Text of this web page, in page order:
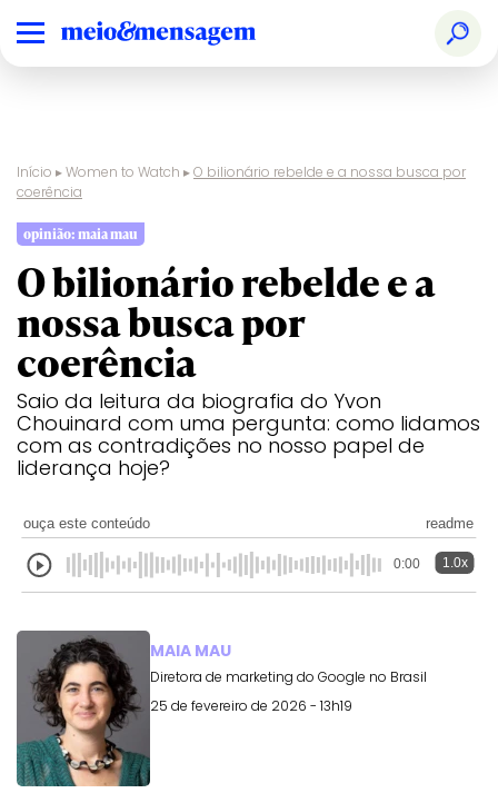
Início ▸Women to Watch ▸O bilionário rebelde e a nossa busca por
coerência
opinião: maia mau
O bilionário rebelde e a
nossa busca por
coerência
Saio da leitura da biografia do Yvon
Chouinard com uma pergunta: como lidamos
com as contradições no nosso papel de
liderança hoje?
ouça este conteúdo readme
0:00 1.0x
MAIA MAU
Diretora de marketing do Google no Brasil
25 de fevereiro de 2026 - 13h19